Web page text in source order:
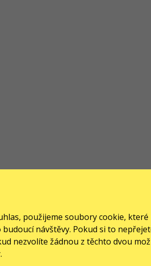
použijeme soubory cookie,
návštěvy. Pokud si to
nezvolíte žádnou z těchto dvou